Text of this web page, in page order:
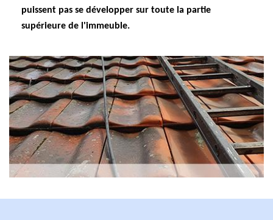
puissent pas se développer sur toute la partie
supérieure de l'immeuble.